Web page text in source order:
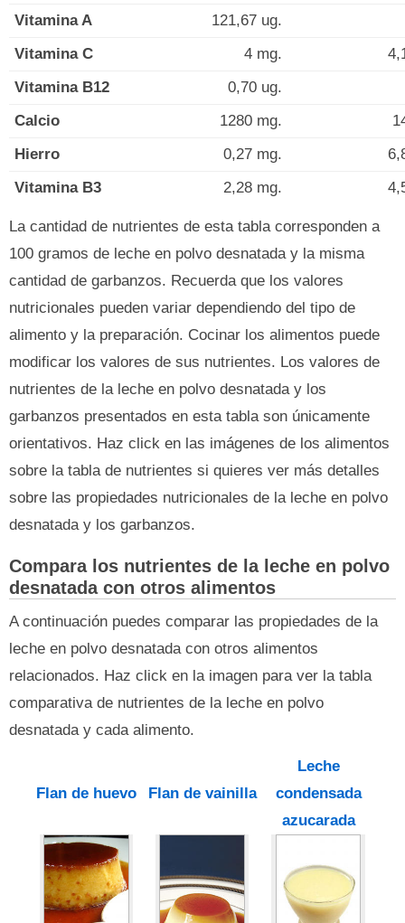
Vitamina A
121,67 ug.
Vitamina C
4 mg.
Vitamina B12
0,70 ug.
Calcio
1280 mg.
Hierro
0,27 mg.
Vitamina B3
2,28 mg.
La cantidad de nutrientes de esta tabla corresponden a
100 gramos de leche en polvo desnatada y la misma
cantidad de garbanzos. Recuerda que los valores
nutricionales pueden variar dependiendo del tipo de
alimento y la preparación. Cocinar los alimentos puede
modificar los valores de sus nutrientes. Los valores de
nutrientes de la leche en polvo desnatada y los
garbanzos presentados en esta tabla son únicamente
orientativos. Haz click en las imágenes de los alimentos
sobre la tabla de nutrientes si quieres ver más detalles
sobre las propiedades nutricionales de la leche en polvo
desnatada y los garbanzos.
Compara los nutrientes de la leche en polvo
desnatada con otros alimentos
A continuación puedes comparar las propiedades de la
leche en polvo desnatada con otros alimentos
relacionados. Haz click en la imagen para ver la tabla
comparativa de nutrientes de la leche en polvo
desnatada y cada alimento.
Flan de huevo Flan de vainilla
Leche
condensada
azucarada